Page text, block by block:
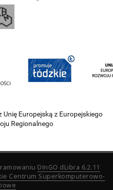
Europejską z Europejskiego
Regionalnego
DInGO dLibra 6.2.11
Centrum Superkomputerowo-